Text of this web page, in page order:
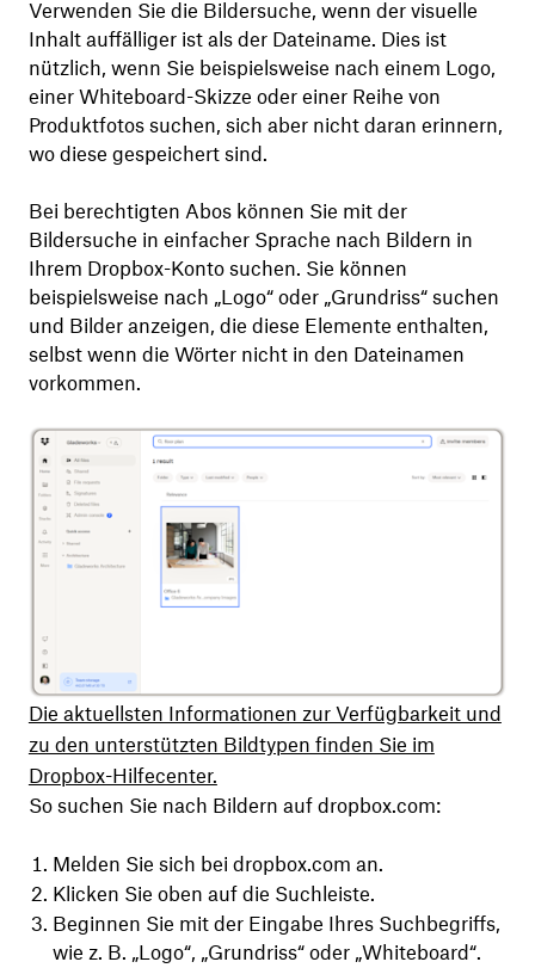
Verwenden Sie die Bildersuche, wenn der visuelle
Inhalt auffälliger ist als der Dateiname. Dies ist
nützlich, wenn Sie beispielsweise nach einem Logo,
einer Whiteboard-Skizze oder einer Reihe von
Produktfotos suchen, sich aber nicht daran erinnern,
wo diese gespeichert sind.
Bei berechtigten Abos können Sie mit der
Bildersuche in einfacher Sprache nach Bildern in
Ihrem Dropbox-Konto suchen. Sie können
beispielsweise nach „Logo“ oder „Grundriss“ suchen
und Bilder anzeigen, die diese Elemente enthalten,
selbst wenn die Wörter nicht in den Dateinamen
vorkommen.
Die aktuellsten Informationen zur Verfügbarkeit und
zu den unterstützten Bildtypen finden Sie im
Dropbox-Hilfecenter.
So suchen Sie nach Bildern auf dropbox.com:
Melden Sie sich bei dropbox.com an.
Klicken Sie oben auf die Suchleiste.
Beginnen Sie mit der Eingabe Ihres Suchbegriffs,
wie z. B. „Logo“, „Grundriss“ oder „Whiteboard“.